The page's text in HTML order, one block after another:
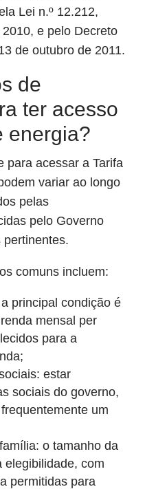
Lei n.º 12.212,
e pelo Decreto
de outubro de 2011.
de
ter acesso
energia?
para acessar a Tarifa
variar ao longo
pelas
pelo Governo
pertinentes.
comuns incluem:
principal condição é
mensal per
para a
estar
sociais do governo,
um
o tamanho da
elegibilidade, com
permitidas para